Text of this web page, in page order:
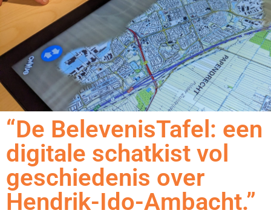
“De BelevenisTafel: een
digitale schatkist vol
geschiedenis over
Hendrik-Ido-Ambacht.”